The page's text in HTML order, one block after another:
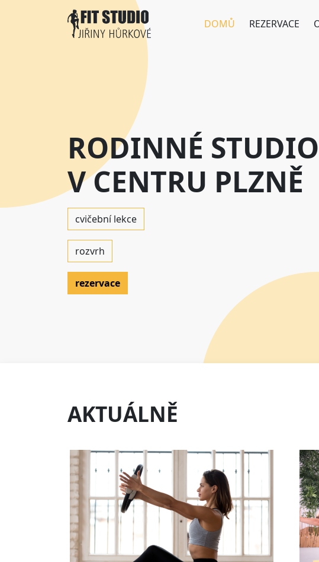
Přejít k hlavnímu obsahu
DOMŮ
REZERVACE
RODINNÉ STUDIO
V CENTRU PLZNĚ
cvičební lekce
rozvrh
rezervace
AKTUÁLNĚ